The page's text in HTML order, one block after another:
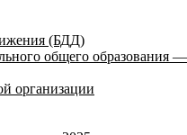
(БДД)
общего образования —
организации